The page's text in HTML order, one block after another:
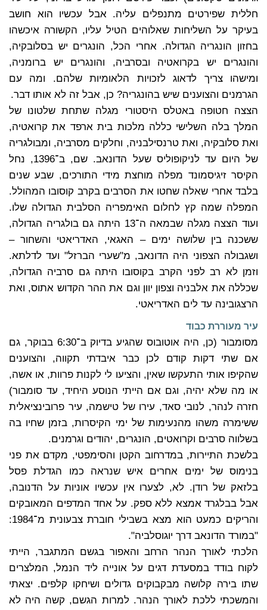
חללית שפירטים מתנפלים עליה. אבל עכשיו הוא חושב
בעיקר על השליחות שאלוהים הטיל עליו, הקשורה איכשהו
בחזון הונגריה הגדולה. אחרי הכל, הונגרים יש בסלובקיה,
והונגרים יש בקרואטיה ובסרביה, והונגרים יש ברומניה,
ומישהו צריך לדאוג לזכויות הלאומיות שלהם. ומה עם
הגרמנים והצוענים שיש בהונגריה? כן, אבל זה לא אותו דבר.
הצצה חטופה באטלס היסטורי מגלה שתחת שלטונו של
המלך בלה השלישי כללה מלכות בית ארפד את קרואטיה,
ואת סלובקיה, ואת טרנסילבניה, וחלקים מסרביה, ומבולגריה
של היום עד לניקופוליס שעל הדונאב. שם, ב־1396, נחל
הקיסר זיגיסמונד מפלה מוחצת מידי התורכים, שבע שנים
בלבד אחרי שאלה שחטו את הסרבים בקרב קוסובו המהולל.
המפלה שמה קץ לחלום האימפריה הסלבית הגדולה שלו.
ועוד הצצה מגלה שבמאה ה־13 היתה גם בולגריה הגדולה,
ששכנה בין שלושה ימים – האגאי, האדריאטי והשחור –
ושגבולה הצפוני היה הדונאב, מ"שערי הברזל" ועד לדלתא.
וזמן לא רב לפני הקרב בקוסובו היתה גם סרביה הגדולה,
שכללה את אלבניה וצפון יוון וגם את ההר הקדוש אתוס, ואת
הרצגובינה עד לים האדריאטי.
עיר מעוררת כבוד
מסומבור (כן, היה אוטובוס שהגיע בדיוק ב־6:30 בבוקר, גם
אם שתי דקות קודם לכן כבר איבדתי תקווה, והצוענים
שהקיפו אותי התעקשו שאין, והציעו לי לקנות פרוות, או אשה,
או מה שלא יהיה, וגם אם הייתי הנוסע היחיד, עד סומבור)
חזרה לנהר, לנובי סאד, עירו של טישמה, עיר פרובינציאלית
ששימרה משהו מהנעימות של ימי הקיסרות, בזמן שחיו בה
בשלווה סרבים וקרואטים, הונגרים, יהודים וגרמנים.
בלשכת התיירות, במדרחוב הקטן והסימפטי, מקדם את פני
בנימוס של ימים אחרים איש שנראה כמו הגדלת פסל
בלזאק של רודן. לא, לצערו אין עכשיו אוניות על הדנובה,
אבל בבלגרד אמצא ללא ספק. על אחד המדפים המאובקים
והריקים כמעט הוא מצא בשבילי חוברת צבעונית מ־1984:
"במורד הדונאב דרך יוגוסלביה".
הלכתי לאורך הנהר הרחב והאפור בגשם המתגבר, הייתי
לקוח בודד במסעדת דגים על אונייה ליד הנמל, המלצרים
שתו בירה קלושה מבקבוקים גדולים ושיחקו קלפים. יצאתי
והמשכתי ללכת לאורך הנהר. למרות הגשם, קשה היה לא